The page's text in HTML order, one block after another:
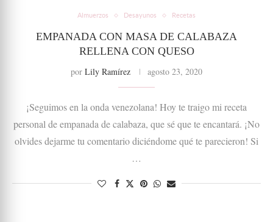
Almuerzos Desayunos Recetas
EMPANADA CON MASA DE CALABAZA
RELLENA CON QUESO
por Lily Ramírez agosto 23, 2020
¡Seguimos en la onda venezolana! Hoy te traigo mi receta
personal de empanada de calabaza, que sé que te encantará. ¡No
olvides dejarme tu comentario diciéndome qué te parecieron! Si
…